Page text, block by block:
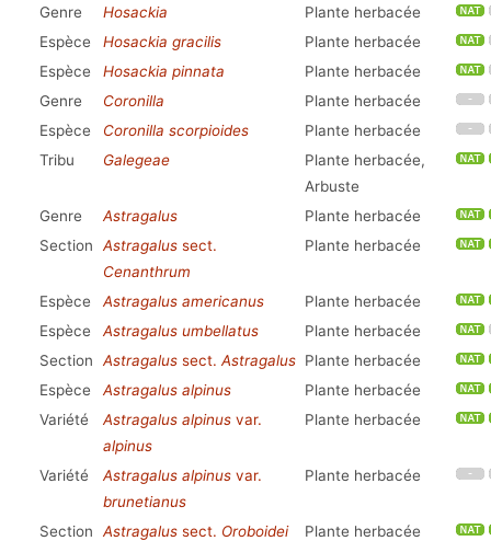
Genre Hosackia
Plante herbacée
Espèce
Hosackia gracilis
Plante herbacée
Espèce
Hosackia pinnata
Plante herbacée
Genre
Coronilla
Plante herbacée
Espèce
Coronilla scorpioides
Plante herbacée
Tribu
Galegeae
Plante herbacée,
Arbuste
Genre
Astragalus
Plante herbacée
Section
Astragalus sect.
Cenanthrum
Plante herbacée
Espèce Astragalus americanus
Plante herbacée
Espèce
Astragalus umbellatus
Plante herbacée
Section
Astragalus sect. Astragalus Plante herbacée
Espèce
Astragalus alpinus
Plante herbacée
Variété
Astragalus alpinus var.
alpinus
Plante herbacée
Variété Astragalus alpinus var.
brunetianus
Plante herbacée
Section Astragalus sect. Oroboidei
Plante herbacée